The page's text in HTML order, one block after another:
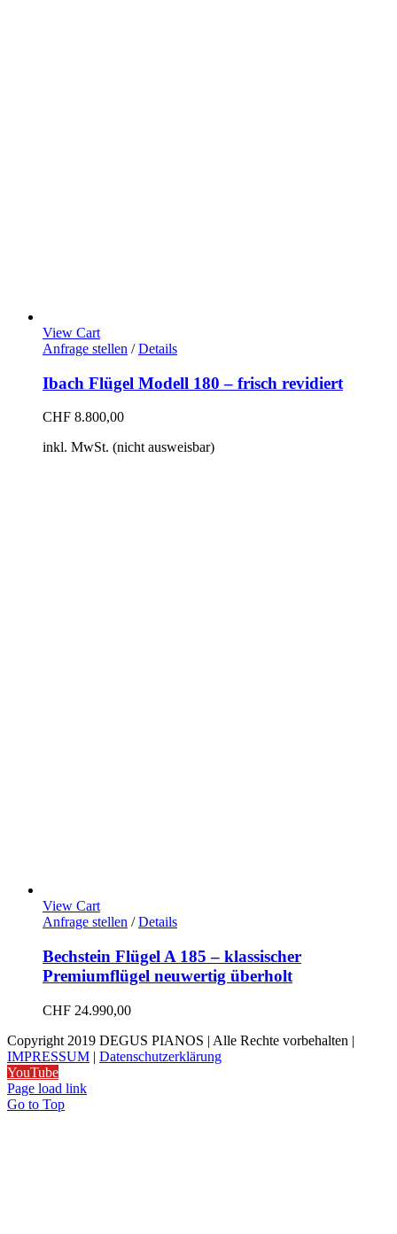
View Cart
Anfrage stellen / Details
Ibach Flügel Modell 180 – frisch revidiert
CHF 8.800,00
inkl. MwSt. (nicht ausweisbar)
View Cart
Anfrage stellen / Details
Bechstein Flügel A 185 – klassischer
Premiumflügel neuwertig überholt
CHF 24.990,00
Copyright 2019 DEGUS PIANOS | Alle Rechte vorbehalten |
IMPRESSUM | Datenschutzerklärung
YouTube
Page load link
Go to Top